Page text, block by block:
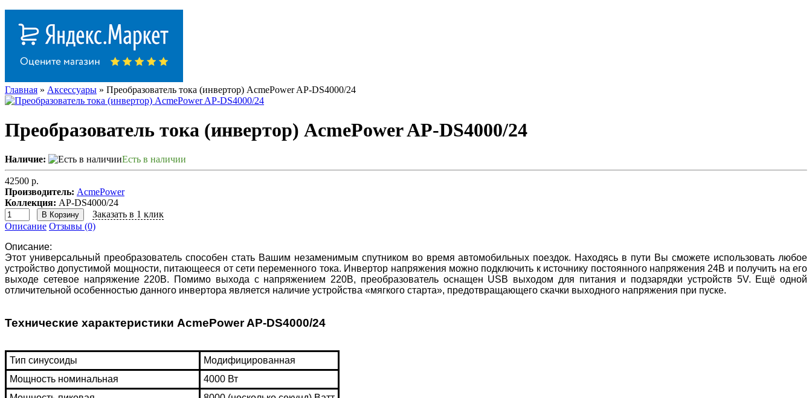
Главная » Аксессуары » Преобразователь тока (инвертор) AcmePower AP-DS4000/24
Преобразователь тока (инвертор) AcmePower AP-DS4000/24
Наличие: Есть в наличии
42500 р.
Производитель: AcmePower
Коллекция: AP-DS4000/24
В Корзину
Заказать в 1 клик
Описание Отзывы (0)
Описание:
Этот универсальный преобразователь способен стать Вашим незаменимым спутником во время автомобильных поездок. Находясь в пути Вы сможете использовать любое
устройство допустимой мощности, питающееся от сети переменного тока. Инвертор напряжения можно подключить к источнику постоянного напряжения 24В и получить на его
выходе сетевое напряжение 220В. Помимо выхода с напряжением 220B, преобразователь оснащен USB выходом для питания и подзарядки устройств 5V. Ещё одной
отличительной особенностью данного инвертора является наличие устройства «мягкого старта», предотвращающего скачки выходного напряжения при пуске.
Технические характеристики AcmePower AP-DS4000/24
Тип синусоиды
Модифицированная
Мощность номинальная
4000 Вт